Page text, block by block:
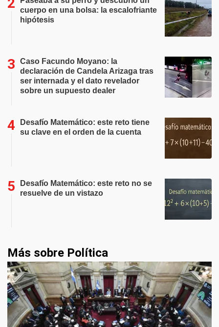
cuerpo en una bolsa: la escalofriante
hipótesis
Caso Facundo Moyano: la
declaración de Candela Arizaga tras
ser internada y el dato revelador
sobre un supuesto dealer
Desafío Matemático: este reto tiene
su clave en el orden de la cuenta
Desafío Matemático: este reto no se
resuelve de un vistazo
Más sobre Política